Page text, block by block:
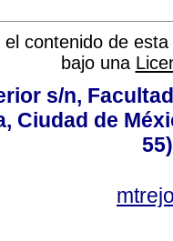
el contenido de
bajo una
s/n,
Ciudad de